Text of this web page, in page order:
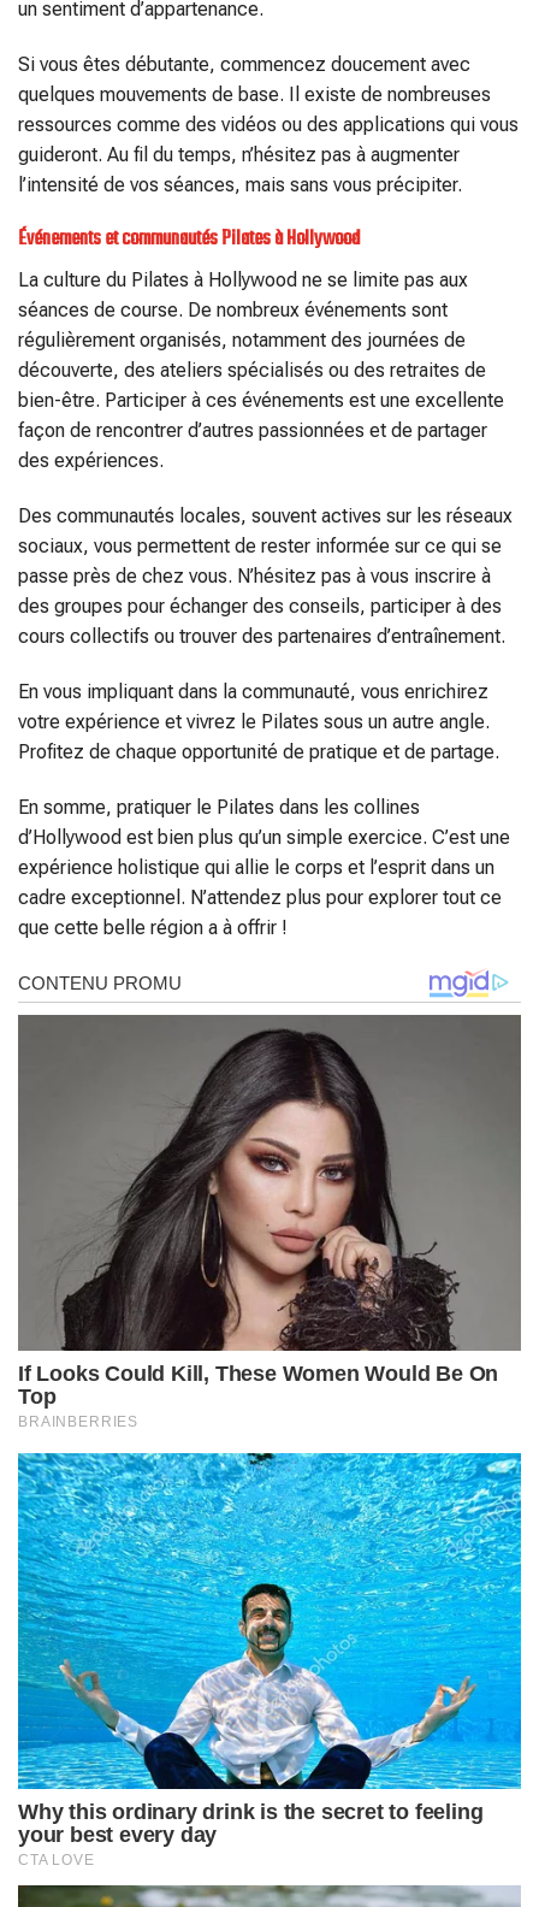
un sentiment d’appartenance.
Si vous êtes débutante, commencez doucement avec
quelques mouvements de base. Il existe de nombreuses
ressources comme des vidéos ou des applications qui vous
guideront. Au fil du temps, n’hésitez pas à augmenter
l’intensité de vos séances, mais sans vous précipiter.
Événements et communautés Pilates à Hollywood
La culture du Pilates à Hollywood ne se limite pas aux
séances de course. De nombreux événements sont
régulièrement organisés, notamment des journées de
découverte, des ateliers spécialisés ou des retraites de
bien-être. Participer à ces événements est une excellente
façon de rencontrer d’autres passionnées et de partager
des expériences.
Des communautés locales, souvent actives sur les réseaux
sociaux, vous permettent de rester informée sur ce qui se
passe près de chez vous. N’hésitez pas à vous inscrire à
des groupes pour échanger des conseils, participer à des
cours collectifs ou trouver des partenaires d’entraînement.
En vous impliquant dans la communauté, vous enrichirez
votre expérience et vivrez le Pilates sous un autre angle.
Profitez de chaque opportunité de pratique et de partage.
En somme, pratiquer le Pilates dans les collines
d’Hollywood est bien plus qu’un simple exercice. C’est une
expérience holistique qui allie le corps et l’esprit dans un
cadre exceptionnel. N’attendez plus pour explorer tout ce
que cette belle région a à offrir !